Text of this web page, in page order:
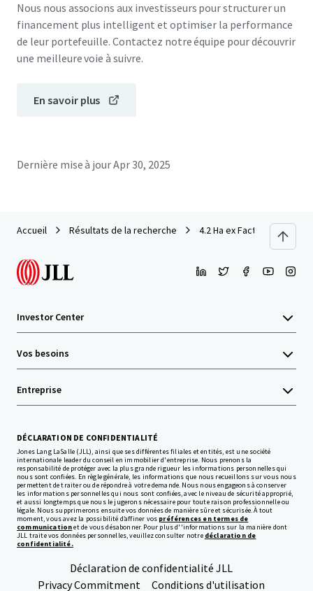
Nous nous associons aux investisseurs pour structurer un
financement plus intelligent et optimiser la performance
de leur portefeuille. Contactez notre équipe pour découvrir
une meilleure voie à suivre.
En savoir plus
Dernière mise à jourApr 30, 2025
Accueil Résultats de la recherche 4.2 Ha ex Factory for Sale
Investor Center
Vos besoins
Entreprise
DÉCLARATION DE CONFIDENTIALITÉ
Jones Lang LaSalle (JLL), ainsi que ses différentes filiales et entités, est une société
internationale leader du conseil en immobilier d'entreprise. Nous prenons la
responsabilité de protéger avec la plus grande rigueur les informations personnelles qui
nous sont confiées. En règle générale, les informations que nous recueillons sur vous nous
permettent de traiter ou de répondre à votre demande. Nous nous engageons à conserver
les informations personnelles qui nous sont confiées, avec le niveau de sécurité approprié,
et aussi longtemps que nous le jugerons nécessaire pour toute raison professionnelle ou
légale. Nous supprimerons ensuite vos données de manière sûre et sécurisée. À tout
moment, vous avez la possibilité d’affiner vos préférences en termes de
communicationet de vous désabonner. Pour plus d''informations sur la manière dont
JLL traite vos données personnelles, veuillez consulter notre déclaration de
confidentialité.
Déclaration de confidentialité JLL
Privacy Commitment
Conditions d'utilisation